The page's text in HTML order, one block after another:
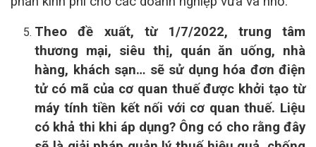
Theo đề xuất, từ 1/7/2022, trung tâm
thương mại, siêu thị, quán ăn uống, nhà
hàng, khách sạn… sẽ sử dụng hóa đơn điện
tử có mã của cơ quan thuế được khởi tạo từ
máy tính tiền kết nối với cơ quan thuế. Liệu
có khả thi khi áp dụng? Ông có cho rằng đây